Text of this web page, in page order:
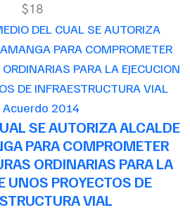
$18
Acuerdo 2014
SE AUTORIZA ALCALDE
PARA COMPROMETER
ORDINARIAS PARA LA
UNOS PROYECTOS DE
VIAL